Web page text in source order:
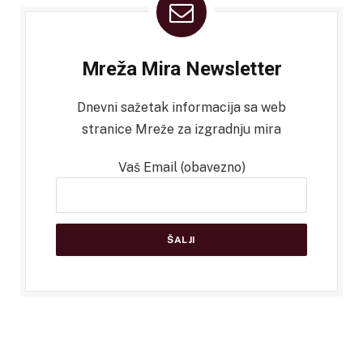
Mreža Mira Newsletter
Dnevni sažetak informacija sa web
stranice Mreže za izgradnju mira
Vaš Email (obavezno)